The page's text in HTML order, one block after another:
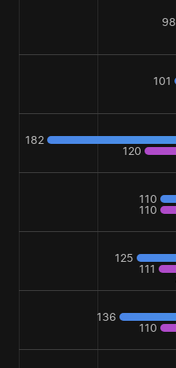
98
101
182
120
110
110
125
111
136
110